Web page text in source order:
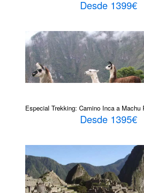
Desde 1399€
Especial Trekking: Camino Inca a Machu
Desde 1395€